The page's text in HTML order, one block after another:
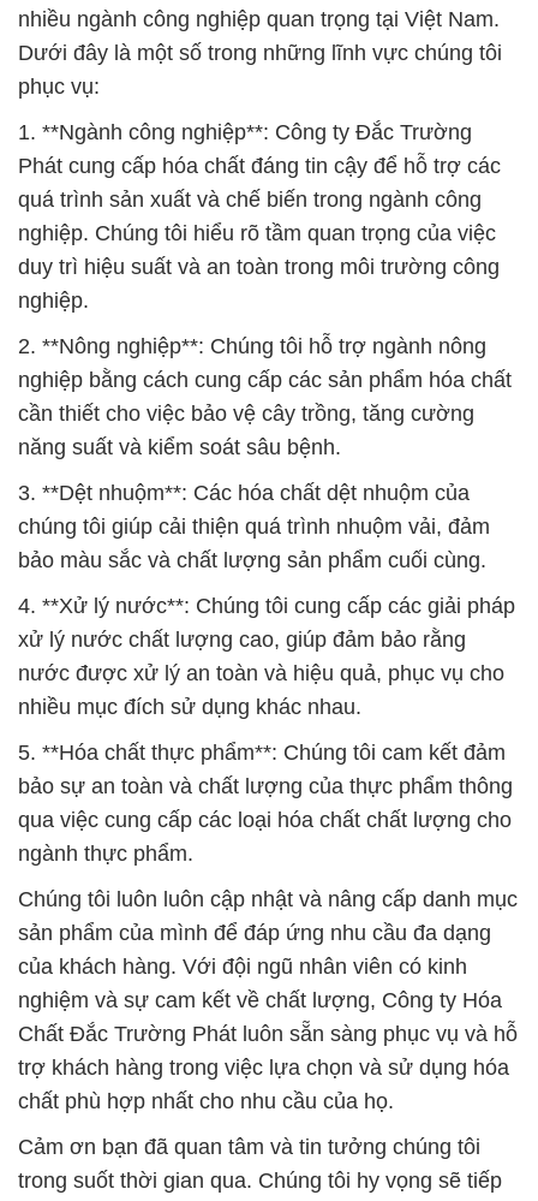
nhiều ngành công nghiệp quan trọng tại Việt Nam.
Dưới đây là một số trong những lĩnh vực chúng tôi
phục vụ:
1. **Ngành công nghiệp**: Công ty Đắc Trường
Phát cung cấp hóa chất đáng tin cậy để hỗ trợ các
quá trình sản xuất và chế biến trong ngành công
nghiệp. Chúng tôi hiểu rõ tầm quan trọng của việc
duy trì hiệu suất và an toàn trong môi trường công
nghiệp.
2. **Nông nghiệp**: Chúng tôi hỗ trợ ngành nông
nghiệp bằng cách cung cấp các sản phẩm hóa chất
cần thiết cho việc bảo vệ cây trồng, tăng cường
năng suất và kiểm soát sâu bệnh.
3. **Dệt nhuộm**: Các hóa chất dệt nhuộm của
chúng tôi giúp cải thiện quá trình nhuộm vải, đảm
bảo màu sắc và chất lượng sản phẩm cuối cùng.
4. **Xử lý nước**: Chúng tôi cung cấp các giải pháp
xử lý nước chất lượng cao, giúp đảm bảo rằng
nước được xử lý an toàn và hiệu quả, phục vụ cho
nhiều mục đích sử dụng khác nhau.
5. **Hóa chất thực phẩm**: Chúng tôi cam kết đảm
bảo sự an toàn và chất lượng của thực phẩm thông
qua việc cung cấp các loại hóa chất chất lượng cho
ngành thực phẩm.
Chúng tôi luôn luôn cập nhật và nâng cấp danh mục
sản phẩm của mình để đáp ứng nhu cầu đa dạng
của khách hàng. Với đội ngũ nhân viên có kinh
nghiệm và sự cam kết về chất lượng, Công ty Hóa
Chất Đắc Trường Phát luôn sẵn sàng phục vụ và hỗ
trợ khách hàng trong việc lựa chọn và sử dụng hóa
chất phù hợp nhất cho nhu cầu của họ.
Cảm ơn bạn đã quan tâm và tin tưởng chúng tôi
trong suốt thời gian qua. Chúng tôi hy vọng sẽ tiếp